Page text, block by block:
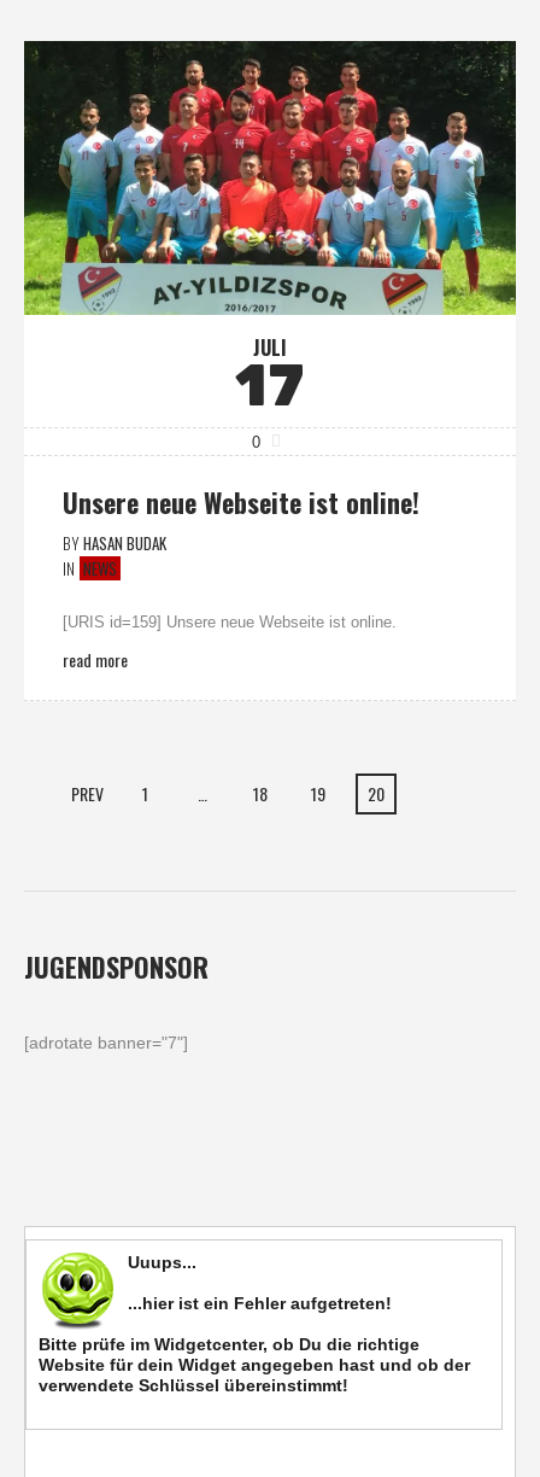
JULI
17
0
Unsere neue Webseite ist online!
BYHASAN BUDAK
IN NEWS
[URIS id=159] Unsere neue Webseite ist online.
read more
PREV 1 … 18 19 20
JUGENDSPONSOR
[adrotate banner="7"]